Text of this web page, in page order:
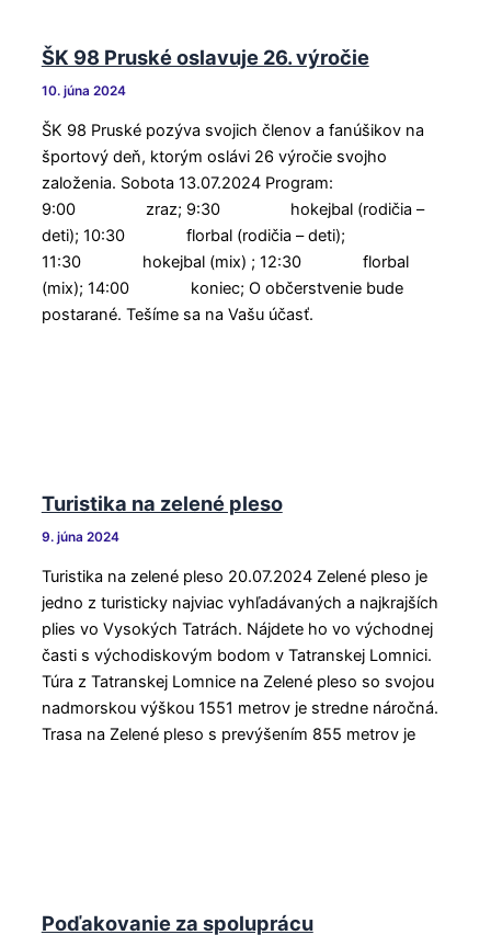
ŠK 98 Pruské oslavuje 26. výročie
10. júna 2024
ŠK 98 Pruské pozýva svojich členov a fanúšikov na
športový deň, ktorým oslávi 26 výročie svojho
založenia. Sobota 13.07.2024 Program:
9:00 zraz; 9:30 hokejbal (rodičia –
deti); 10:30 florbal (rodičia – deti);
11:30 hokejbal (mix) ; 12:30 florbal
(mix); 14:00 koniec; O občerstvenie bude
postarané. Tešíme sa na Vašu účasť.
Turistika na zelené pleso
9. júna 2024
Turistika na zelené pleso 20.07.2024 Zelené pleso je
jedno z turisticky najviac vyhľadávaných a najkrajších
plies vo Vysokých Tatrách. Nájdete ho vo východnej
časti s východiskovým bodom v Tatranskej Lomnici.
Túra z Tatranskej Lomnice na Zelené pleso so svojou
nadmorskou výškou 1551 metrov je stredne náročná.
Trasa na Zelené pleso s prevýšením 855 metrov je
Poďakovanie za spoluprácu